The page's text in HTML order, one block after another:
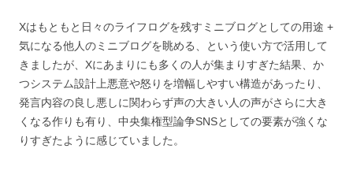
Xはもともと日々のライフログを残すミニブログとしての用途 +
気になる他人のミニブログを眺める、という使い方で活用して
きましたが、Xにあまりにも多くの人が集まりすぎた結果、か
つシステム設計上悪意や怒りを増幅しやすい構造があったり、
発言内容の良し悪しに関わらず声の大きい人の声がさらに大き
くなる作りも有り、中央集権型論争SNSとしての要素が強くな
りすぎたように感じていました。